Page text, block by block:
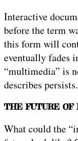
Interactive
before the term
this form will
eventually fades
“multimedia” is
describes persists.
THE FUTURE OF
What could the